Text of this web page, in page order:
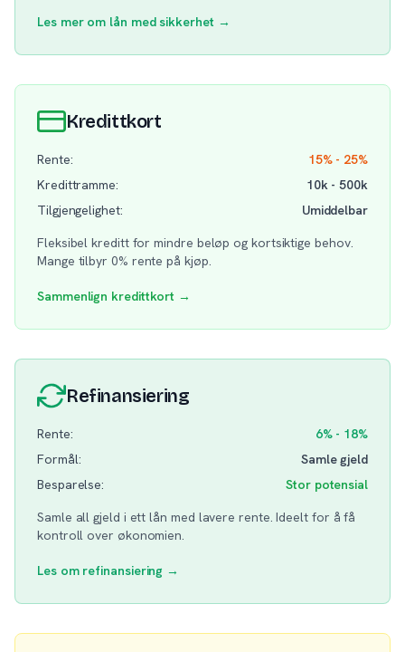
Les mer om lån med sikkerhet →
Kredittkort
Rente:
15% - 25%
Kredittramme:
10k - 500k
Tilgjengelighet:
Umiddelbar
Fleksibel kreditt for mindre beløp og kortsiktige behov.
Mange tilbyr 0% rente på kjøp.
Sammenlign kredittkort →
Refinansiering
Rente:
6% - 18%
Formål:
Samle gjeld
Besparelse:
Stor potensial
Samle all gjeld i ett lån med lavere rente. Ideelt for å få
kontroll over økonomien.
Les om refinansiering →